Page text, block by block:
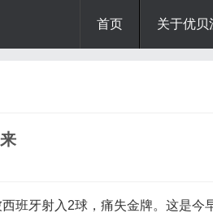
首页 关于优贝
班牙射入2球，痛失金牌。这是今